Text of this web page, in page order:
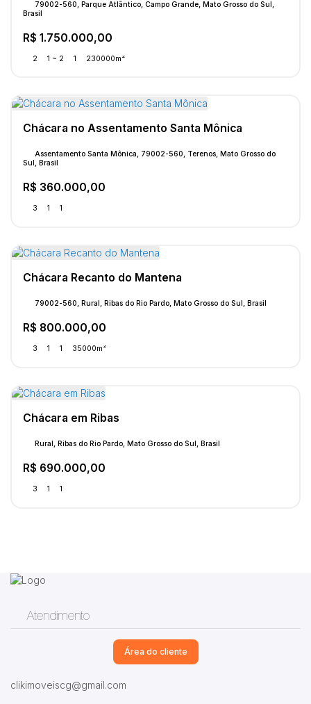
R$ 1.750.000,00
79002-560, Parque Atlântico, Campo Grande, Mato Grosso do Sul,
Brasil
2 1 ~ 2 1 230000m²
Chácara no Assentamento Santa Mônica
R$ 360.000,00
Assentamento Santa Mônica, 79002-560, Terenos, Mato Grosso do
Sul, Brasil
3 1 1
Chácara Recanto do Mantena
R$ 800.000,00
79002-560, Rural, Ribas do Rio Pardo, Mato Grosso do Sul, Brasil
3 1 1 35000m²
Chácara em Ribas
R$ 690.000,00
Rural, Ribas do Rio Pardo, Mato Grosso do Sul, Brasil
3 1 1
Atendimento
Área do cliente
clikimoveiscg@gmail.com